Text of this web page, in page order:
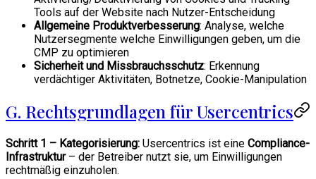
Tools auf der Website nach Nutzer-Entscheidung
Allgemeine Produktverbesserung: Analyse, welche
Nutzersegmente welche Einwilligungen geben, um die
CMP zu optimieren
Sicherheit und Missbrauchsschutz: Erkennung
verdächtiger Aktivitäten, Botnetze, Cookie-Manipulation
G. Rechtsgrundlagen für Usercentrics
Schritt 1 – Kategorisierung: Usercentrics ist eine Compliance-
Infrastruktur– der Betreiber nutzt sie, um Einwilligungen
rechtmäßig einzuholen.